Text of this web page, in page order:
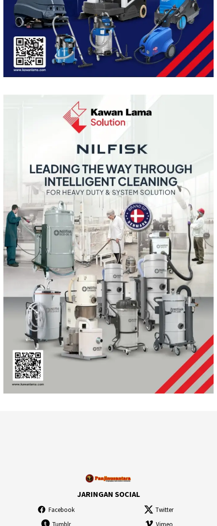
JARINGAN SOCIAL
Facebook
Twitter